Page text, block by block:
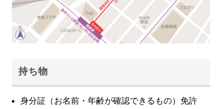
持ち物
身分証（お名前・年齢が確認できるもの）免許